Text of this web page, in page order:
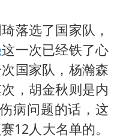
落选了国家队，
这一次已经铁了心
国家队，杨瀚森
，胡金秋则是内
病问题的话，这
12人大名单的。